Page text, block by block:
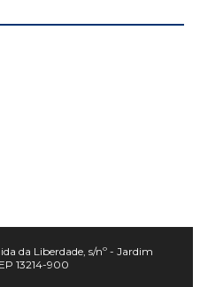
da Liberdade, s/nº - Jardim
13214-900